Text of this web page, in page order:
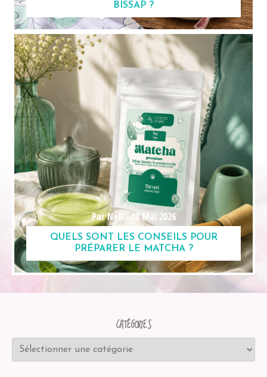
BISSAP ?
Par Nell -08 Mai 2026
QUELS SONT LES CONSEILS POUR
PRÉPARER LE MATCHA ?
CATÉGORIES